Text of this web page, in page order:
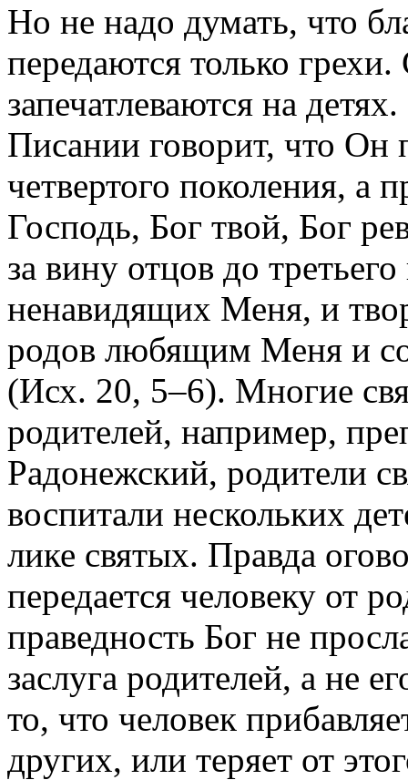
Но не надо думать, что
передаются только
запечатлеваются на
Писании говорит, что Он
четвертого поколения, а
Господь, Бог твой, Бог
за вину отцов до
ненавидящих Меня, и
родов любящим Меня и
(Исх. 20, 5–6). Многие
родителей, например,
Радонежский, родители
воспитали нескольких
лике святых. Правда
передается человеку от
праведность Бог не
заслуга родителей, а не
то, что человек
других, или теряет от